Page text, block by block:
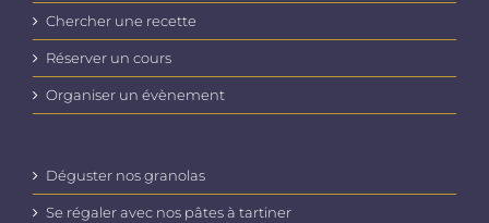
Chercher une recette
Réserver un cours
Organiser un évènement
Déguster nos granolas
Se régaler avec nos pâtes à tartiner